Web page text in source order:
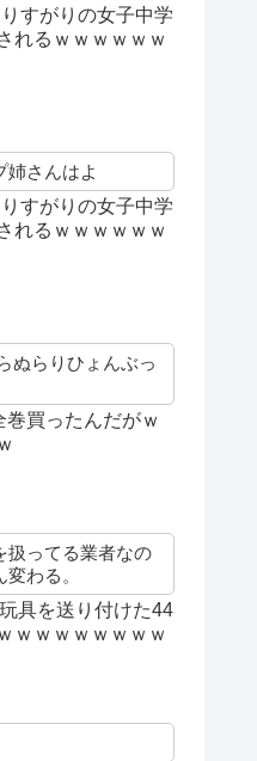
すがりの女子中学
れるｗｗｗｗｗｗ
姉さんはよ
すがりの女子中学
れるｗｗｗｗｗｗ
ぬらりひょんぶっ
買ったんだがｗ
扱ってる業者なの
わる。
具を送り付けた44
ｗｗｗｗｗｗｗｗ